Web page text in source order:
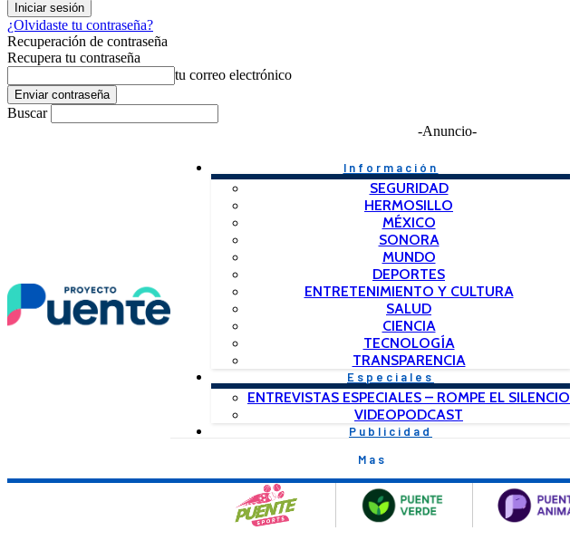
¿Olvidaste tu contraseña?
Recuperación de contraseña
Recupera tu contraseña
tu correo electrónico
Buscar
-Anuncio-
Información
SEGURIDAD
HERMOSILLO
MÉXICO
SONORA
MUNDO
DEPORTES
ENTRETENIMIENTO Y CULTURA
SALUD
CIENCIA
TECNOLOGÍA
TRANSPARENCIA
Especiales
ENTREVISTAS ESPECIALES – ROMPE EL SILENCIO
VIDEOPODCAST
Publicidad
Mas